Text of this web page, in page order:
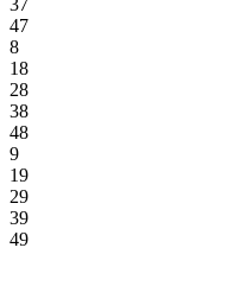
47
8
18
28
38
48
9
19
29
39
49